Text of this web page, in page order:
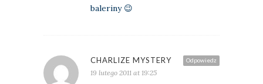
baleriny 😉
Odpowiedz
CHARLIZE MYSTERY
19 lutego 2011 at 19:25